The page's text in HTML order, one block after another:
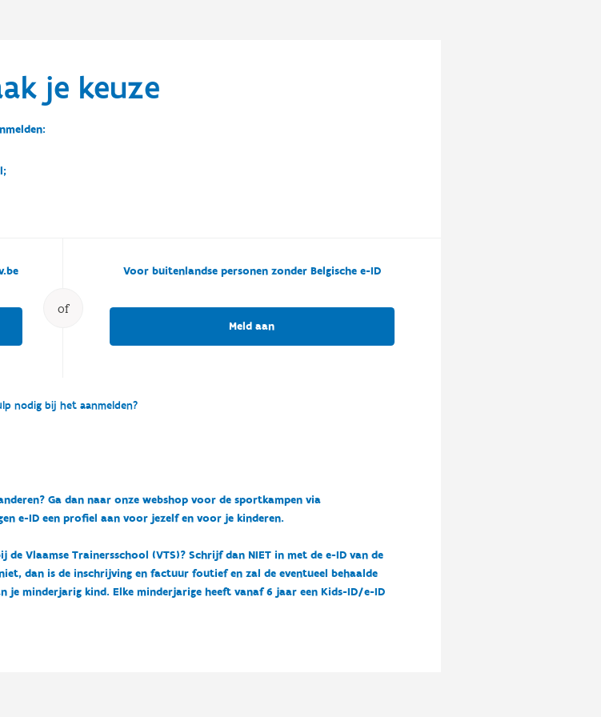
je keuze
of
Voor buitenlandse personen zonder Belgische e-ID
Meld aan
nodig bij het aanmelden?
Ga dan naar onze webshop voor de sportkampen via
e-ID een profiel aan voor jezelf en voor je kinderen.
Vlaamse Trainersschool (VTS)? Schrijf dan NIET in met de e-ID van de
dan is de inschrijving en factuur foutief en zal de eventueel behaalde
je minderjarig kind. Elke minderjarige heeft vanaf 6 jaar een Kids-ID/e-ID